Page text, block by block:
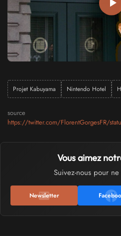
Projet Kabuyama Nintendo Hotel
source
https://twitter.com/FlorentGorgesFR/
Vous aimez
Suivez-nous pour
Newsletter